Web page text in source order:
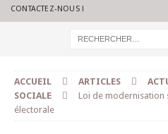
CONTACTEZ-NOUS !
ACCUEIL ARTICLES
SOCIALE
Loi de modernisation
électorale